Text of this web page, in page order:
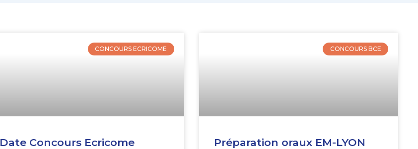
CONCOURS ECRICOME
Date Concours Ecricome
CONCOURS BCE
Préparation oraux EM-LYON